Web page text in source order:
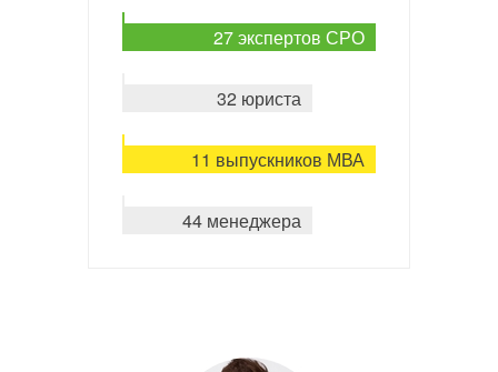
27 экспертов СРО
32 юриста
11 выпускников МВА
44 менеджера